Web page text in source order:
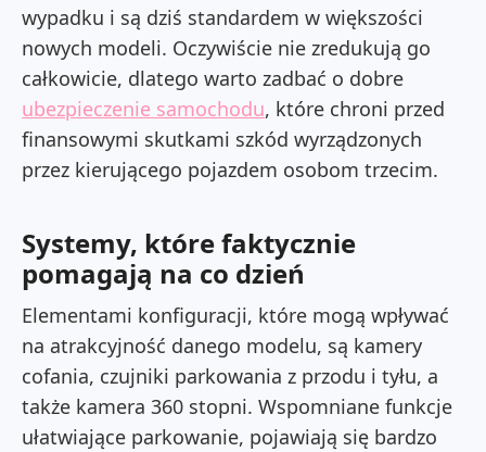
wypadku i są dziś standardem w większości
nowych modeli. Oczywiście nie zredukują go
całkowicie, dlatego warto zadbać o dobre
ubezpieczenie samochodu, które chroni przed
finansowymi skutkami szkód wyrządzonych
przez kierującego pojazdem osobom trzecim.
Systemy, które faktycznie
pomagają na co dzień
Elementami konfiguracji, które mogą wpływać
na atrakcyjność danego modelu, są kamery
cofania, czujniki parkowania z przodu i tyłu, a
także kamera 360 stopni. Wspomniane funkcje
ułatwiające parkowanie, pojawiają się bardzo